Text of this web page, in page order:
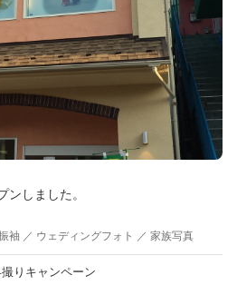
しました。
袖 ／ ウェディングフォト ／ 家族写真
りキャンペーン